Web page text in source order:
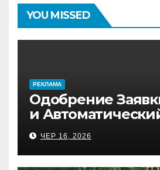
YOU MISSED
PЕКЛАМА
Одобрение
и
на Банковский
Проверь
ЧЕР 16, 2026